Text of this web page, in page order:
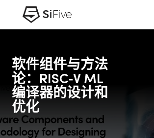
软件组件与方法
论：RISC‑V ML
编译器的设计和
优化